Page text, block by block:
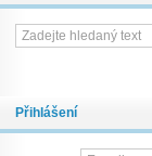
Přihlášení